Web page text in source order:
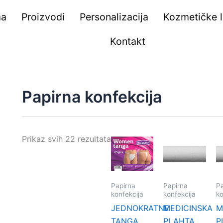
Proizvodi Personalizacija Kozmetičke
Kontakt
Papirna konfekcija
Prikaz svih 22 rezultata
Papirna
konfekcija
JEDNOKRATNE
Papirna
konfekcija
MEDICINSKA